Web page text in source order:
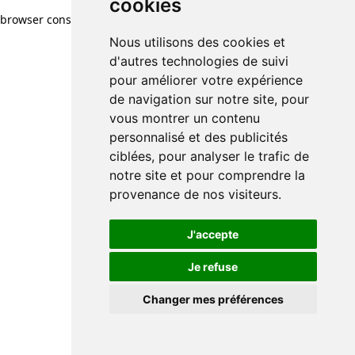
cookies
Nous utilisons des cookies et
d'autres technologies de suivi
pour améliorer votre expérience
de navigation sur notre site, pour
vous montrer un contenu
personnalisé et des publicités
ciblées, pour analyser le trafic de
notre site et pour comprendre la
provenance de nos visiteurs.
J'accepte
Je refuse
Changer mes préférences
browser console for more information)